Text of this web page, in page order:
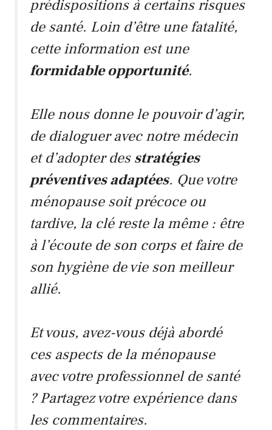
prédispositions à certains risques
de santé. Loin d’être une fatalité,
cette information est une
formidable opportunité.
Elle nous donne le pouvoir d’agir,
de dialoguer avec notre médecin
et d’adopter desstratégies
préventives adaptées. Que votre
ménopause soit précoce ou
tardive, la clé reste la même : être
à l’écoute de son corps et faire de
son hygiène de vie son meilleur
allié.
Et vous, avez-vous déjà abordé
ces aspects de la ménopause
avec votre professionnel de santé
? Partagez votre expérience dans
les commentaires.